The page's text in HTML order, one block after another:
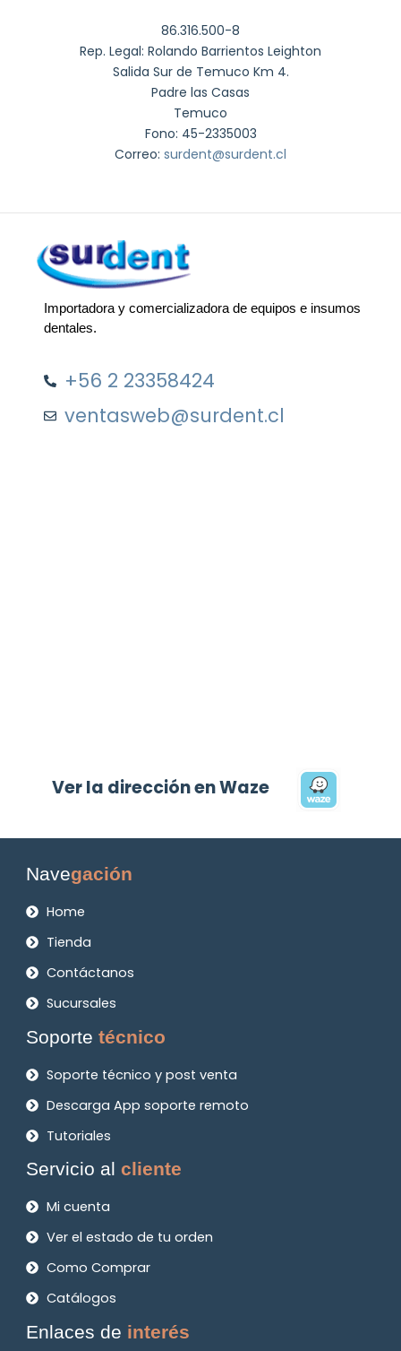
86.316.500-8
Rep. Legal: Rolando Barrientos Leighton
Salida Sur de Temuco Km 4.
Padre las Casas
Temuco
Fono: 45-2335003
Correo: surdent@surdent.cl
Importadora y comercializadora de equipos e insumos
dentales.
+56 2 23358424
ventasweb@surdent.cl
Ver la dirección en Waze
Navegación
Home
Tienda
Contáctanos
Sucursales
Soportetécnico
Soporte técnico y post venta
Descarga App soporte remoto
Tutoriales
Servicio alcliente
Mi cuenta
Ver el estado de tu orden
Como Comprar
Catálogos
Enlaces de interés